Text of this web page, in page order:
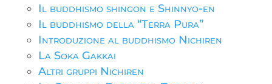
Il buddhismo shingon e Shinnyo-en
Il buddhismo della “Terra Pura”
Introduzione al buddhismo Nichiren
La Soka Gakkai
Altri gruppi Nichiren